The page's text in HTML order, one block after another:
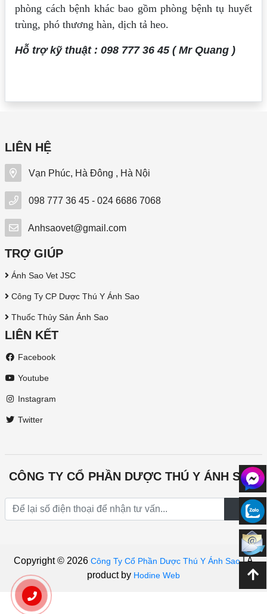
phòng cách bệnh khác bao gồm phòng bệnh tụ huyết
trùng, phó thương hàn, dịch tả heo.
Hỗ trợ kỹ thuật : 098 777 36 45 ( Mr Quang )
LIÊN HỆ
Vạn Phúc, Hà Đông , Hà Nội
098 777 36 45 - 024 6686 7068
Anhsaovet@gmail.com
TRỢ GIÚP
Ánh Sao Vet JSC
Công Ty CP Dược Thú Y Ánh Sao
Thuốc Thủy Sản Ánh Sao
LIÊN KẾT
Facebook
Youtube
Instagram
Twitter
CÔNG TY CỔ PHẦN DƯỢC THÚ Y ÁNH SAO
Copyright © 2026 Công Ty Cổ Phần Dược Thú Y Ánh Sao |A
product by Hodine Web